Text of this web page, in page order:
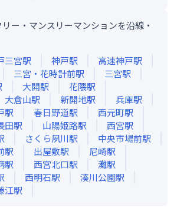
ー・マンスリーマンションを沿線・
三宮駅 神戸駅 高速神戸駅
三宮・花時計前駅 三宮駅
大開駅 花隈駅
大倉山駅 新開地駅 兵庫駅
駅 春日野道駅 西元町駅
田駅 山陽姫路駅 西宮駅
さくら夙川駅 中央市場前駅
駅 出屋敷駅 尼崎駅
駅 西宮北口駅 灘駅
西明石駅 湊川公園駅
江駅